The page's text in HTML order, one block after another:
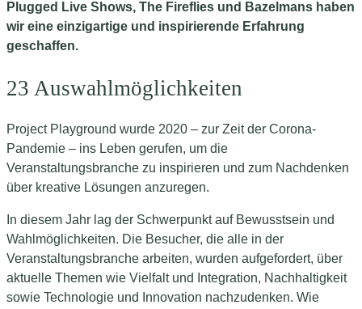
Plugged Live Shows, The Fireflies und Bazelmans haben
wir eine einzigartige und inspirierende Erfahrung
geschaffen.
23 Auswahlmöglichkeiten
Project Playground wurde 2020 – zur Zeit der Corona-
Pandemie – ins Leben gerufen, um die
Veranstaltungsbranche zu inspirieren und zum Nachdenken
über kreative Lösungen anzuregen.
In diesem Jahr lag der Schwerpunkt auf Bewusstsein und
Wahlmöglichkeiten. Die Besucher, die alle in der
Veranstaltungsbranche arbeiten, wurden aufgefordert, über
aktuelle Themen wie Vielfalt und Integration, Nachhaltigkeit
sowie Technologie und Innovation nachzudenken. Wie